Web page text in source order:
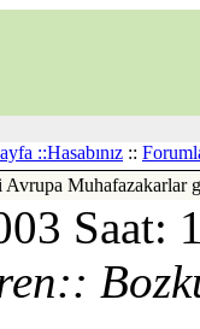
::Hasabınız ::
Muhafazakarlar
Saat: